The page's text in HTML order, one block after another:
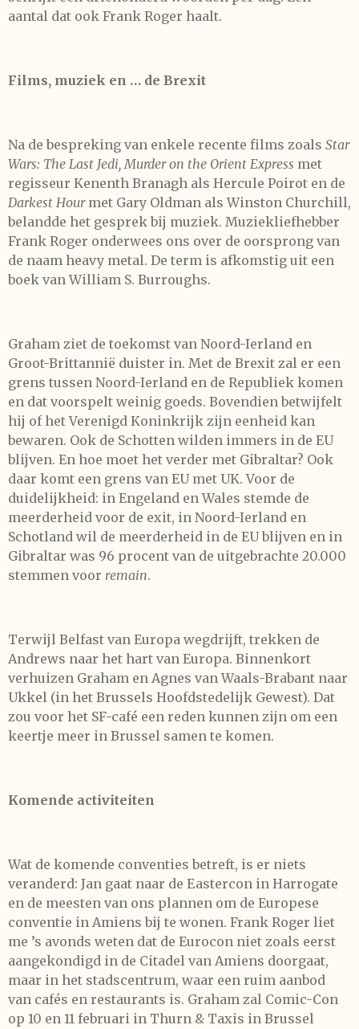
aantal dat ook Frank Roger haalt.
Films, muziek en … de Brexit
Na de bespreking van enkele recente films zoals Star
Wars: The Last Jedi, Murder on the Orient Express met
regisseur Kenenth Branagh als Hercule Poirot en de
Darkest Hourmet Gary Oldman als Winston Churchill,
belandde het gesprek bij muziek. Muziekliefhebber
Frank Roger onderwees ons over de oorsprong van
de naam heavy metal. De term is afkomstig uit een
boek van William S. Burroughs.
Graham ziet de toekomst van Noord-Ierland en
Groot-Brittannië duister in. Met de Brexit zal er een
grens tussen Noord-Ierland en de Republiek komen
en dat voorspelt weinig goeds. Bovendien betwijfelt
hij of het Verenigd Koninkrijk zijn eenheid kan
bewaren. Ook de Schotten wilden immers in de EU
blijven. En hoe moet het verder met Gibraltar? Ook
daar komt een grens van EU met UK. Voor de
duidelijkheid: in Engeland en Wales stemde de
meerderheid voor de exit, in Noord-Ierland en
Schotland wil de meerderheid in de EU blijven en in
Gibraltar was 96 procent van de uitgebrachte 20.000
stemmen voor remain.
Terwijl Belfast van Europa wegdrijft, trekken de
Andrews naar het hart van Europa. Binnenkort
verhuizen Graham en Agnes van Waals-Brabant naar
Ukkel (in het Brussels Hoofdstedelijk Gewest). Dat
zou voor het SF-café een reden kunnen zijn om een
keertje meer in Brussel samen te komen.
Komende activiteiten
Wat de komende conventies betreft, is er niets
veranderd: Jan gaat naar de Eastercon in Harrogate
en de meesten van ons plannen om de Europese
conventie in Amiens bij te wonen. Frank Roger liet
me ’s avonds weten dat de Eurocon niet zoals eerst
aangekondigd in de Citadel van Amiens doorgaat,
maar in het stadscentrum, waar een ruim aanbod
van cafés en restaurants is. Graham zal Comic-Con
op 10 en 11 februari in Thurn & Taxis in Brussel